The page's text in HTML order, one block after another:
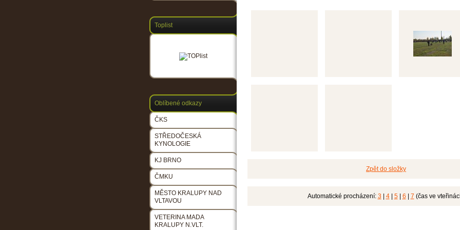
Zpět do složky
Automatické procházení: 3 4| 5| 6 7 (čas ve
Toplist
Oblíbené odkazy
ČKS
STŘEDOČESKÁ
KYNOLOGIE
KJ BRNO
ČMKU
MĚSTO KRALUPY NAD
VLTAVOU
VETERINA MADA
KRALUPY N.VLT.